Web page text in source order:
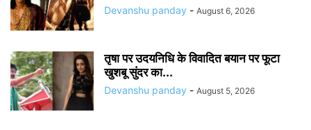
Devanshu panday - August 6, 2026
तृषा पर उदयनिधि के विवादित बयान पर फूटा
खुशबू सुंदर का...
Devanshu panday - August 5, 2026